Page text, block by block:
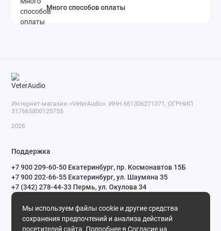
Много способов оплаты
Мы используем файлы cookie и другие средства
сохранения предпочтений и анализа действий
посетителей сайта. Подробнее вСогласие на
Интернет-магазин «VeterAudio». ИНН 661306271371, ОГРНИП
317665800125755
2026
Поддержка
+7 900 209-60-50 Екатеринбург, пр. Космонавтов 15Б
+7 900 202-66-55 Екатеринбург, ул. Шаумяна 35
+7 (342) 278-44-33 Пермь, ул. Окулова 34
Мы в сети